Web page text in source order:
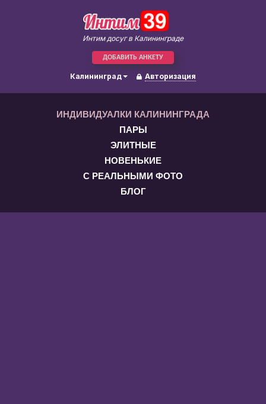
Интим досуг в Калининграде
ДОБАВИТЬ АНКЕТУ
Калининград Авторизация
ИНДИВИДУАЛКИ КАЛИНИНГРАДА
ПАРЫ
ЭЛИТНЫЕ
НОВЕНЬКИЕ
С РЕАЛЬНЫМИ ФОТО
БЛОГ